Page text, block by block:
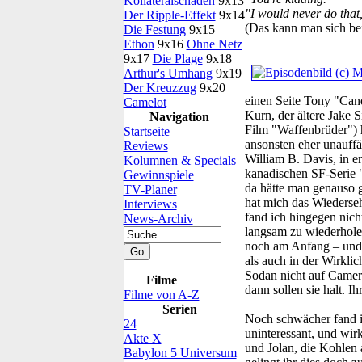
Der Ripple-Effekt9x14
Die Festung9x15
Ethon 9x16 Ohne Netz
9x17 Die Plage9x18
Arthur's Umhang9x19
Der Kreuzzug9x20
Camelot
Navigation
Startseite
Reviews
Kolumnen & Specials
Gewinnspiele
TV-Planer
Interviews
News-Archiv
Filme
Filme von A-Z
Serien
24
Akte X
Babylon 5 Universum
"I would never do
(Das kann man sich
einen Seite Tony
Kurn, der ältere Jake
Film "Waffenbrüder")
ansonsten eher
William B. Davis, in
kanadischen SF-
da hätte man
hat mich das
fand ich hingegen
langsam zu
noch am Anfang –
als auch in der
Sodan nicht auf
dann sollen sie halt.
Noch schwächer fand
uninteressant, und
und Jolan, die Kohlen